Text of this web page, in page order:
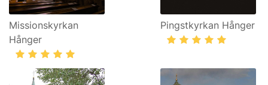
Missionskyrkan
Hånger
Pingstkyrkan Hånger